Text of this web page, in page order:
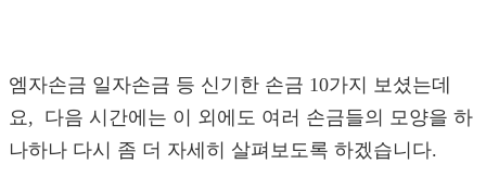
엠자손금 일자손금 등 신기한 손금 10가지 보셨는데
요, 다음 시간에는 이 외에도 여러 손금들의 모양을 하
나하나 다시 좀 더 자세히 살펴보도록 하겠습니다.